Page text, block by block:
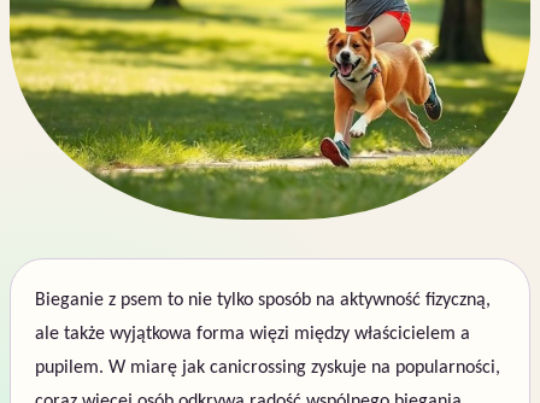
Bieganie z psem to nie tylko sposób na aktywność fizyczną,
ale także wyjątkowa forma więzi między właścicielem a
pupilem. W miarę jak canicrossing zyskuje na popularności,